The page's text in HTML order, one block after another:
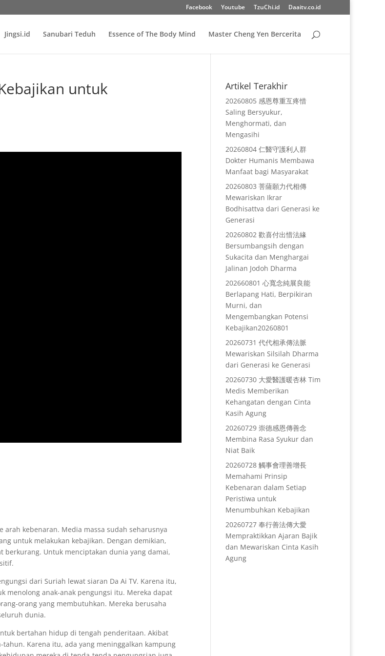
Facebook Youtube TzuChi.id Daaitv.co.id
Jingsi.id Sanubari Teduh Essence of The Body Mind Master Cheng Yen Bercerita
untuk
arah kebenaran. Media massa sudah seharusnya
untuk melakukan kebajikan. Dengan demikian,
Untuk menciptakan dunia yang damai,
dari Suriah lewat siaran Da Ai TV. Karena itu,
menolong anak-anak pengungsi itu. Mereka dapat
orang yang membutuhkan. Mereka berusaha
dunia.
bertahan hidup di tengah penderitaan. Akibat
Karena itu, ada yang meninggalkan kampung
Artikel Terakhir
20260805 感恩尊重互疼惜
Saling Bersyukur,
Menghormati, dan
Mengasihi
20260804 仁醫守護利人群
Dokter Humanis Membawa
Manfaat bagi Masyarakat
20260803 菩薩願力代相傳
Mewariskan Ikrar
Bodhisattva dari Generasi ke
Generasi
20260802 歡喜付出惜法緣
Bersumbangsih dengan
Sukacita dan Menghargai
Jalinan Jodoh Dharma
202660801 心寬念純展良能
Berlapang Hati, Berpikiran
Murni, dan
Mengembangkan Potensi
Kebajikan20260801
20260731 代代相承傳法脈
Mewariskan Silsilah Dharma
dari Generasi ke Generasi
20260730 大愛醫護暖杏林 Tim
Medis Memberikan
Kehangatan dengan Cinta
Kasih Agung
20260729 崇德感恩傳善念
Membina Rasa Syukur dan
Niat Baik
20260728 觸事會理善增長
Memahami Prinsip
Kebenaran dalam Setiap
Peristiwa untuk
Menumbuhkan Kebajikan
20260727 奉行善法傳大愛
Mempraktikkan Ajaran Bajik
dan Mewariskan Cinta Kasih
Agung